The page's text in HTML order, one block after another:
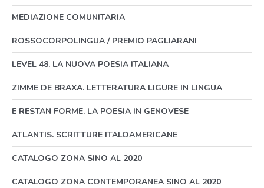
MEDIAZIONE COMUNITARIA
ROSSOCORPOLINGUA / PREMIO PAGLIARANI
LEVEL 48. LA NUOVA POESIA ITALIANA
ZIMME DE BRAXA. LETTERATURA LIGURE IN LINGUA
E RESTAN FORME. LA POESIA IN GENOVESE
ATLANTIS. SCRITTURE ITALOAMERICANE
CATALOGO ZONA SINO AL 2020
CATALOGO ZONA CONTEMPORANEA SINO AL 2020